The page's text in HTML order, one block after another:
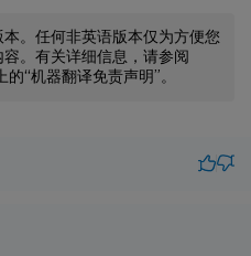
。任何非英语版本仅为方便您
。有关详细信息，请参阅
上的“机器翻译免责声明”。